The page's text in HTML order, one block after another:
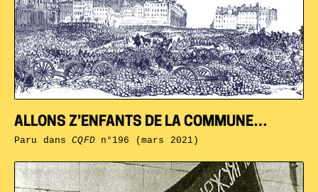
ALLONS Z’ENFANTS DE LA COMMUNE…
Paru dansCQFDn°196 (mars 2021)